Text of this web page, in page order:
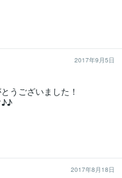
2017年9月5日
うございました！
♪♪
2017年8月18日